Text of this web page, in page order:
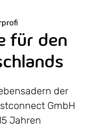
für den
der
GmbH
Jahren